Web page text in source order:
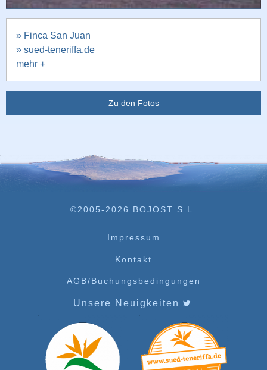
» Finca San Juan
» sued-teneriffa.de
mehr +
Zu den Fotos
©2005-2026 BOJOST S.L.
Impressum
Kontakt
AGB/Buchungsbedingungen
Unsere Neuigkeiten